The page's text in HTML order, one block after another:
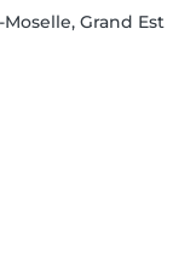
Grand Est